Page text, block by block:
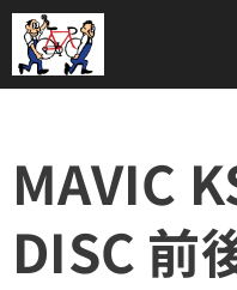
MAVIC
DISC 前